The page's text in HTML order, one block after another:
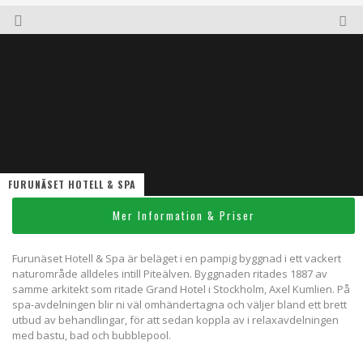
FURUNÄSET HOTELL & SPA
Mer Information & Priser
Furunäset Hotell & Spa är beläget i en pampig byggnad i ett vackert
naturområde alldeles intill Piteälven. Byggnaden ritades 1887 av
samme arkitekt som ritade Grand Hotel i Stockholm, Axel Kumlien. På
spa-avdelningen blir ni väl omhändertagna och väljer bland ett brett
utbud av behandlingar, för att sedan koppla av i relaxavdelningen
med bastu, bad och bubblepool.